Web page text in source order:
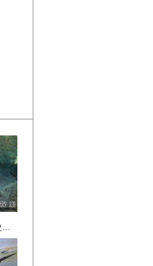
叙利亚发现巨石阵 历史早于金字塔